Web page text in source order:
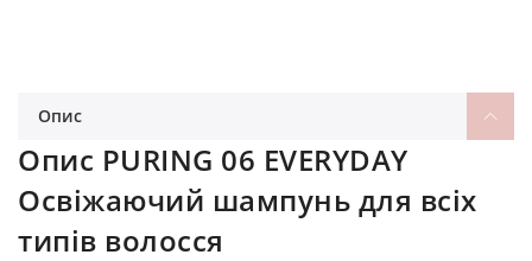
Опис
Опис PURING 06 EVERYDAY
Освіжаючий шампунь для всіх
типів волосся